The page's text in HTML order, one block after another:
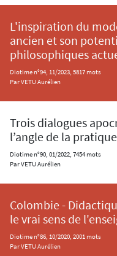
L'inspiration du
ancien et son
philosophiques
Diotime n°94, 11/2023, 5817 mots
Par VETU Aurélien
Trois dialogues
l’angle de la
Diotime n°90, 01/2022, 7454 mots
Par VETU Aurélien
Colombie -
le vrai sens de
Diotime n°86, 10/2020, 2001 mots
Par VETU Aurélien